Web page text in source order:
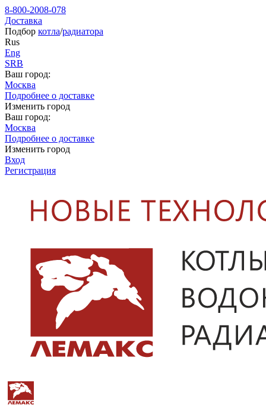
8-800-2008-078
Доставка
Подбор котла/радиатора
Rus
Eng
SRB
Ваш город:
Москва
Подробнее о доставке
Изменить город
Ваш город:
Москва
Подробнее о доставке
Изменить город
Вход
Регистрация